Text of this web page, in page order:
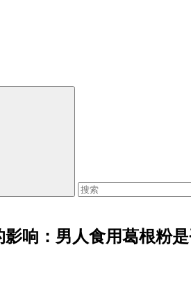
响：男人食用葛根粉